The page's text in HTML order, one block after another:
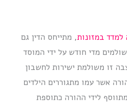
למדד במזונות, מתייחס הדין גם
מדי חודש על ידי המוסד
זו משולמת ישירות לחשבון
אשר עמו מתגוררים הילדים
לידי ההורה כתוספת